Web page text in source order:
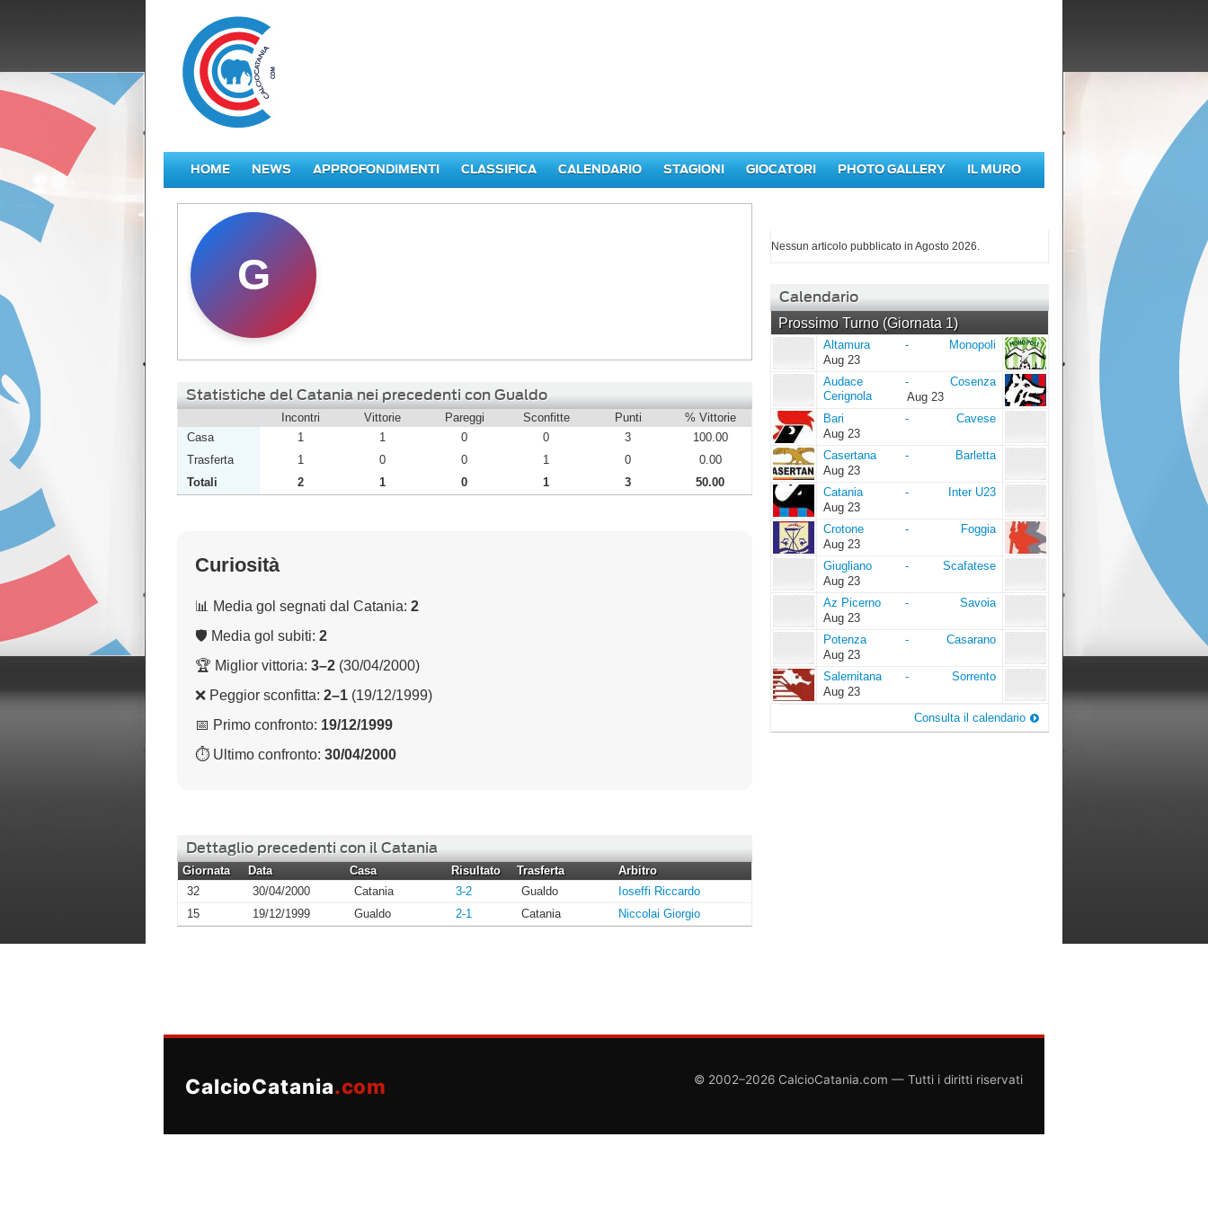
HOME NEWS APPROFONDIMENTI CLASSIFICA CALENDARIO STAGIONI GIOCATORI PHOTO GALLERY IL MURO
G
Statistiche del Catania nei precedenti con Gualdo
Incontri Vittorie Pareggi Sconfitte Punti
% Vittorie
Casa
1 1 0 0 3
100.00
Trasferta
1 0 0 1 0
0.00
Totali
2 1 0 1 3 50.00
Curiosità
📊 Media gol segnati dal Catania: 2
🛡 Media gol subiti: 2
🏆 Miglior vittoria: 3–2 (30/04/2000)
❌ Peggior sconfitta: 2–1 (19/12/1999)
📅 Primo confronto: 19/12/1999
⏱ Ultimo confronto: 30/04/2000
Dettaglio precedenti con il Catania
Giornata Data Casa Risultato Trasferta
Arbitro
32
30/04/2000 Catania 3-2 Gualdo
Ioseffi Riccardo
15
19/12/1999 Gualdo 2-1 Catania Niccolai Giorgio
Nessun articolo pubblicato in Agosto 2026.
Calendario
Prossimo Turno (Giornata 1)
Altamura
Altamura -
Monopoli
Aug 23
Audace
Cerignola
Audace
Cerignola
-
Cosenza
Aug 23
Bari
Bari -
Cavese
Aug 23
Casertana
Casertana -
Barletta
Aug 23
Catania
Catania -
Inter U23
Aug 23
Crotone
Crotone -
Foggia
Aug 23
Giugliano
Giugliano -
Scafatese
Aug 23
Az
Picerno
Az Picerno -
Savoia
Aug 23
Potenza
Potenza -
Casarano
Aug 23
Salernitana
Salernitana -
Sorrento
Aug 23
Consulta il calendario
CalcioCatania.com © 2002–2026 CalcioCatania.com — Tutti i diritti riservati